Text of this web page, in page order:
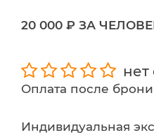
20 000 ₽ ЗА
нет
Оплата после
Индивидуальная